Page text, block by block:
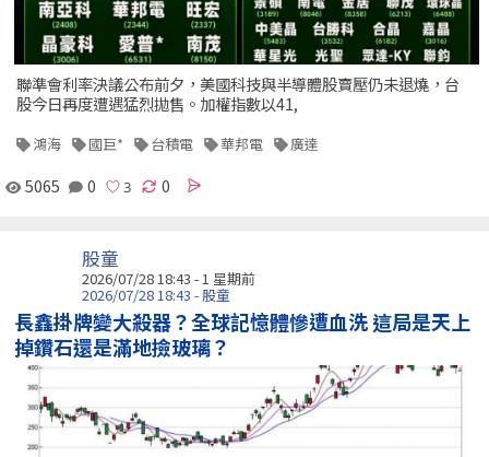
聯準會利率決議公布前夕，美國科技與半導體股賣壓仍未退燒，台
股今日再度遭遇猛烈拋售。加權指數以41,
鴻海 國巨* 台積電 華邦電 廣達
5065 0 0
股童
2026/07/28 18:43 - 1 星期前
2026/07/28 18:43 - 股童
長鑫掛牌變大殺器？全球記憶體慘遭血洗 這局是天上
掉鑽石還是滿地撿玻璃？